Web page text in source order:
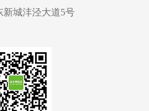
新城沣泾大道5号